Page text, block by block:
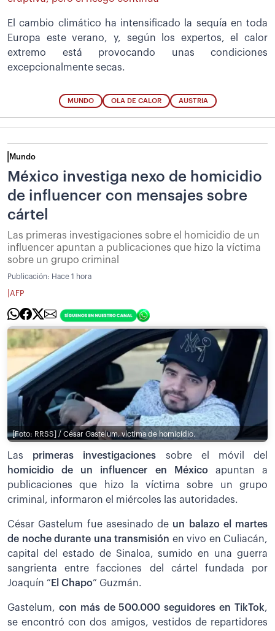
El cambio climático ha intensificado la sequía en toda
Europa este verano, y, según los expertos, el calor
extremo está provocando unas condiciones
excepcionalmente secas.
MUNDO OLA DE CALOR AUSTRIA
Mundo
México investiga nexo de homicidio
de influencer con mensajes sobre
cártel
Las primeras investigaciones sobre el homicidio de un
influencer apuntan a publicaciones que hizo la víctima
sobre un grupo criminal
Publicación: Hace 1 hora
AFP
[Foto: RRSS] / César Gastelum, víctima de homicidio.
Las primeras investigaciones sobre el móvil del
homicidio de un influencer en México apuntan a
publicaciones que hizo la víctima sobre un grupo
criminal, informaron el miércoles las autoridades.
César Gastelum fue asesinado de un balazo el martes
de noche durante una transmisión en vivo en Culiacán,
capital del estado de Sinaloa, sumido en una guerra
sangrienta entre facciones del cártel fundada por
Joaquín “ El Chapo” Guzmán.
Gastelum, con más de 500.000 seguidores en TikTok,
se encontró con dos amigos, vestidos de repartidores